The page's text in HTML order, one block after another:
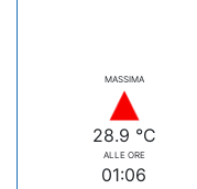
MASSIMA
28.9 °C
ALLE ORE
01:06